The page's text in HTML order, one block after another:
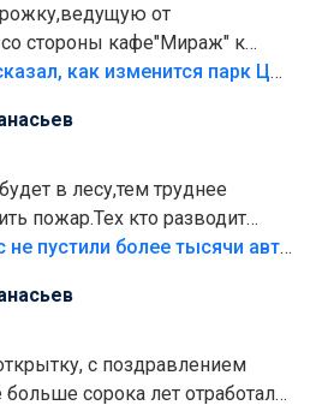
от
со стороны кафе"Мираж" к
доделать?А то бордюры
еще,видимо,часть
Глава Тольятти рассказал, как изменится парк Центрального района
в лесу,тем труднее
пожар.Тех кто разводит
штрафовать.Камер полно
В тольяттинский лес не пустили более тысячи автомобилей
с поздравлением
сорока лет отработали